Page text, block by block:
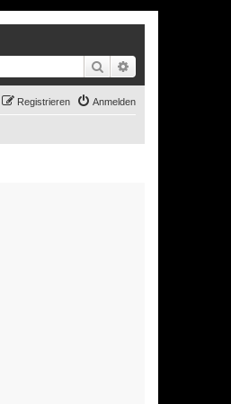
Suche
Anmelden
Registrieren